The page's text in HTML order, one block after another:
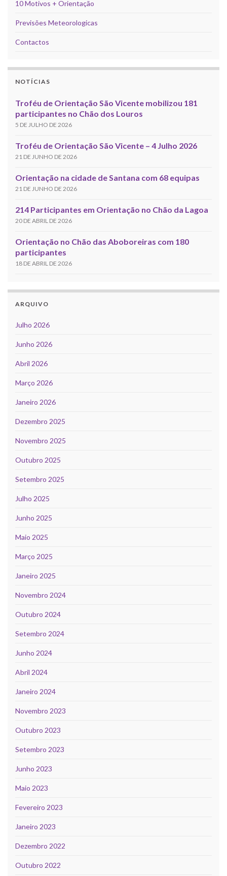
10 Motivos + Orientação
Previsões Meteorologicas
Contactos
NOTÍCIAS
Troféu de Orientação São Vicente mobilizou 181
participantes no Chão dos Louros
5 DE JULHO DE 2026
Troféu de Orientação São Vicente – 4 Julho 2026
21 DE JUNHO DE 2026
Orientação na cidade de Santana com 68 equipas
21 DE JUNHO DE 2026
214 Participantes em Orientação no Chão da Lagoa
20 DE ABRIL DE 2026
Orientação no Chão das Aboboreiras com 180
participantes
18 DE ABRIL DE 2026
ARQUIVO
Julho 2026
Junho 2026
Abril 2026
Março 2026
Janeiro 2026
Dezembro 2025
Novembro 2025
Outubro 2025
Setembro 2025
Julho 2025
Junho 2025
Maio 2025
Março 2025
Janeiro 2025
Novembro 2024
Outubro 2024
Setembro 2024
Junho 2024
Abril 2024
Janeiro 2024
Novembro 2023
Outubro 2023
Setembro 2023
Junho 2023
Maio 2023
Fevereiro 2023
Janeiro 2023
Dezembro 2022
Outubro 2022